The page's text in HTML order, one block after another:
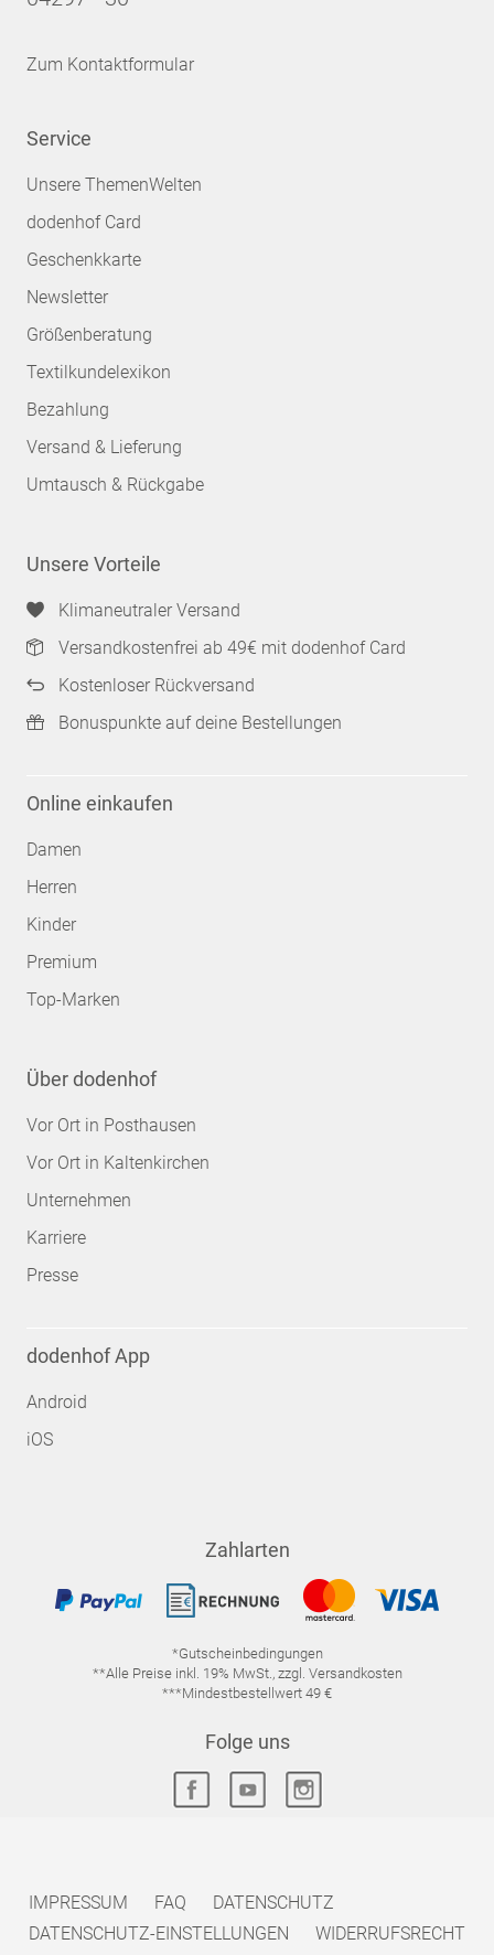
Zum Kontaktformular
Service
Unsere ThemenWelten
dodenhof Card
Geschenkkarte
Newsletter
Größenberatung
Textilkundelexikon
Bezahlung
Versand & Lieferung
Umtausch & Rückgabe
Unsere Vorteile
Klimaneutraler Versand
Versandkostenfrei ab 49€ mit dodenhof Card
Kostenloser Rückversand
Bonuspunkte auf deine Bestellungen
Online einkaufen
Damen
Herren
Kinder
Premium
Top-Marken
Über dodenhof
Vor Ort in Posthausen
Vor Ort in Kaltenkirchen
Unternehmen
Karriere
Presse
dodenhof App
Android
iOS
Zahlarten
*Gutscheinbedingungen
**Alle Preise inkl. 19% MwSt., zzgl. Versandkosten
***Mindestbestellwert 49 €
Folge uns
IMPRESSUM FAQ
DATENSCHUTZ
DATENSCHUTZ-EINSTELLUNGEN
WIDERRUFSRECHT